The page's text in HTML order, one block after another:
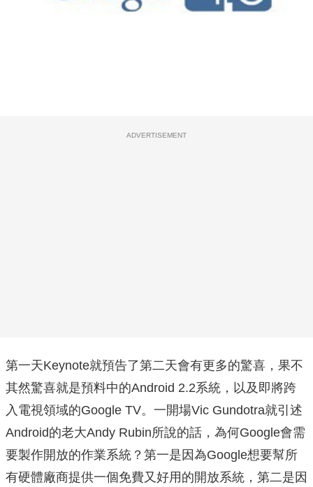
ADVERTISEMENT
第一天Keynote就預告了第二天會有更多的驚喜，果不
其然驚喜就是預料中的Android 2.2系統，以及即將跨
入電視領域的Google TV。一開場Vic Gundotra就引述
Android的老大Andy Rubin所說的話，為何Google會需
要製作開放的作業系統？第一是因為Google想要幫所
有硬體廠商提供一個免費又好用的開放系統，第二是因